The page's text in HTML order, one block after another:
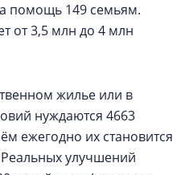
помощь 149 семьям.
от 3,5 млн до 4 млн
жилье или в
нуждаются 4663
ежегодно их становится
улучшений